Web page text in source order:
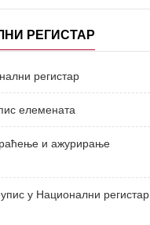
РЕГИСТАР
регистар
елемената
и ажурирање
у Национални регистар